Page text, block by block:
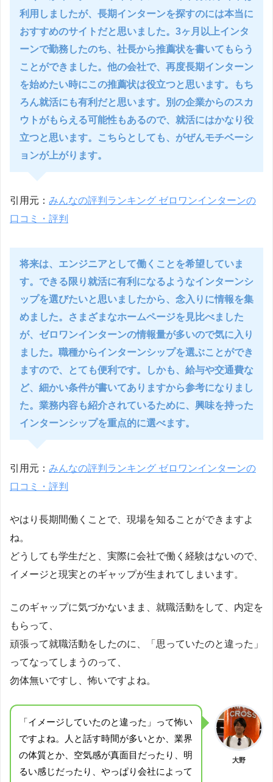
利用しましたが、長期インターンを探すのには本当に
おすすめのサイトだと思いました。3ヶ月以上インタ
ーンで勤務したのち、社長から推薦状を書いてもらう
ことができました。他の会社で、再度長期インターン
を始めたい時にこの推薦状は役立つと思います。もち
ろん就活にも有利だと思います。別の企業からのスカ
ウトがもらえる可能性もあるので、就活にはかなり役
立つと思います。こちらとしても、がぜんモチベーシ
ョンが上がります。
引用元： みんなの評判ランキング ゼロワンインターンの
口コミ・評判
将来は、エンジニアとして働くことを希望していま
す。できる限り就活に有利になるようなインターンシ
ップを選びたいと思いましたから、念入りに情報を集
めました。さまざまなホームページを見比べました
が、ゼロワンインターンの情報量が多いので気に入り
ました。職種からインターンシップを選ぶことができ
ますので、とても便利です。しかも、給与や交通費な
ど、細かい条件が書いてありますから参考になりまし
た。業務内容も紹介されているために、興味を持った
インターンシップを重点的に選べます。
引用元： みんなの評判ランキング ゼロワンインターンの
口コミ・評判
やはり長期間働くことで、現場を知ることができますよ
ね。
どうしても学生だと、実際に会社で働く経験はないので、
イメージと現実とのギャップが生まれてしまいます。
このギャップに気づかないまま、就職活動をして、内定を
もらって、
頑張って就職活動をしたのに、「思っていたのと違った」
ってなってしまうのって、
勿体無いですし、怖いですよね。
「イメージしていたのと違った」って怖い
ですよね。人と話す時間が多いとか、業界
の体質とか、空気感が真面目だったり、明
るい感じだったり、やっぱり会社によって
大野